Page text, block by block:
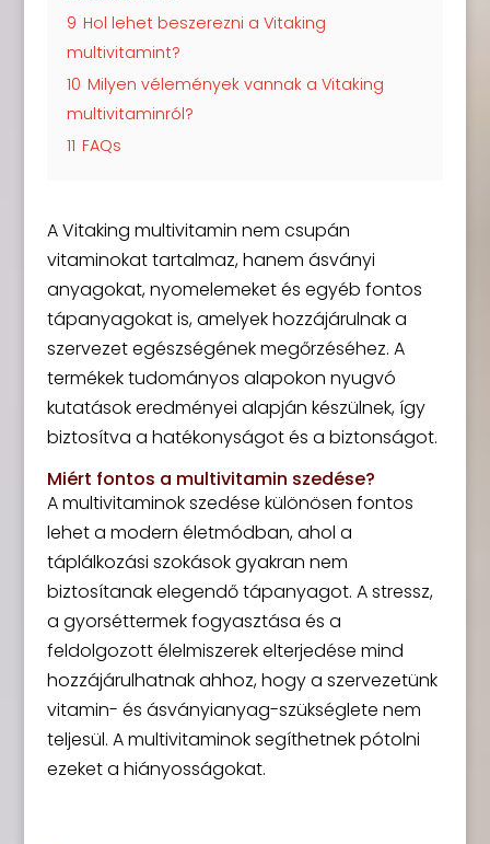
9 Hol lehet beszerezni a Vitaking
multivitamint?
10 Milyen vélemények vannak a Vitaking
multivitaminról?
11 FAQs
A Vitaking multivitamin nem csupán
vitaminokat tartalmaz, hanem ásványi
anyagokat, nyomelemeket és egyéb fontos
tápanyagokat is, amelyek hozzájárulnak a
szervezet egészségének megőrzéséhez. A
termékek tudományos alapokon nyugvó
kutatások eredményei alapján készülnek, így
biztosítva a hatékonyságot és a biztonságot.
Miért fontos a multivitamin szedése?
A multivitaminok szedése különösen fontos
lehet a modern életmódban, ahol a
táplálkozási szokások gyakran nem
biztosítanak elegendő tápanyagot. A stressz,
a gyorséttermek fogyasztása és a
feldolgozott élelmiszerek elterjedése mind
hozzájárulhatnak ahhoz, hogy a szervezetünk
vitamin- és ásványianyag-szükséglete nem
teljesül. A multivitaminok segíthetnek pótolni
ezeket a hiányosságokat.